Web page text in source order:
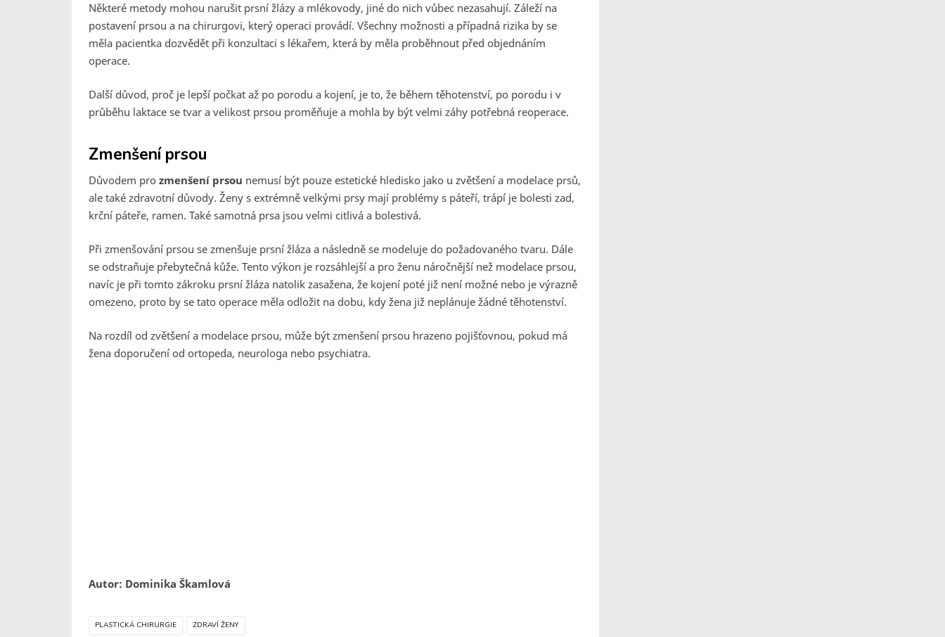
Některé metody mohou narušit prsní žlázy a mlékovody, jiné do nich vůbec nezasahují. Záleží na
postavení prsou a na chirurgovi, který operaci provádí. Všechny možnosti a případná rizika by se
měla pacientka dozvědět při konzultaci s lékařem, která by měla proběhnout před objednáním
operace.
Další důvod, proč je lepší počkat až po porodu a kojení, je to, že během těhotenství, po porodu i v
průběhu laktace se tvar a velikost prsou proměňuje a mohla by být velmi záhy potřebná reoperace.
Zmenšení prsou
Důvodem pro zmenšení prsou nemusí být pouze estetické hledisko jako u zvětšení a modelace prsů,
ale také zdravotní důvody. Ženy s extrémně velkými prsy mají problémy s páteří, trápí je bolesti zad,
krční páteře, ramen. Také samotná prsa jsou velmi citlivá a bolestivá.
Při zmenšování prsou se zmenšuje prsní žláza a následně se modeluje do požadovaného tvaru. Dále
se odstraňuje přebytečná kůže. Tento výkon je rozsáhlejší a pro ženu náročnější než modelace prsou,
navíc je při tomto zákroku prsní žláza natolik zasažena, že kojení poté již není možné nebo je výrazně
omezeno, proto by se tato operace měla odložit na dobu, kdy žena již neplánuje žádné těhotenství.
Na rozdíl od zvětšení a modelace prsou, může být zmenšení prsou hrazeno pojišťovnou, pokud má
žena doporučení od ortopeda, neurologa nebo psychiatra.
Autor: Dominika Škamlová
PLASTICKÁ CHIRURGIE ZDRAVÍ ŽENY